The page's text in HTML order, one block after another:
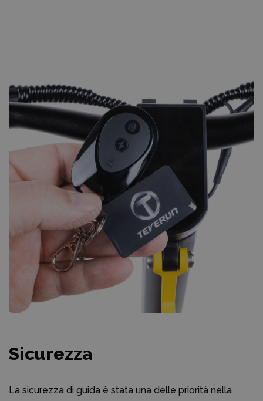
Sicurezza
La sicurezza di guida è stata una delle priorità nella